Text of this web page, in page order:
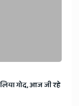
गोद, आज जी रहे